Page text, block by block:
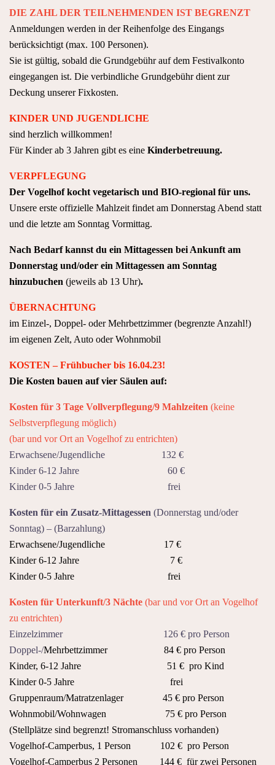
DIE ZAHL DER TEILNEHMENDEN IST BEGRENZT
Anmeldungen werden in der Reihenfolge des Eingangs
berücksichtigt (max. 100 Personen).
Sie ist gültig, sobald die Grundgebühr auf dem Festivalkonto
eingegangen ist. Die verbindliche Grundgebühr dient zur
Deckung unserer Fixkosten.
KINDER UND JUGENDLICHE
sind herzlich willkommen!
Für Kinder ab 3 Jahren gibt es eine Kinderbetreuung.
VERPFLEGUNG
Der Vogelhof kocht vegetarisch und BIO-regional für uns.
Unsere erste offizielle Mahlzeit findet am Donnerstag Abend statt
und die letzte am Sonntag Vormittag.
Nach Bedarf kannst du ein Mittagessen bei Ankunft am
Donnerstag und/oder ein Mittagessen am Sonntag
hinzubuchen (jeweils ab 13 Uhr).
ÜBERNACHTUNG
im Einzel-, Doppel- oder Mehrbettzimmer (begrenzte Anzahl!)
im eigenen Zelt, Auto oder Wohnmobil
KOSTEN – Frühbucher bis 16.04.23!
Die Kosten bauen auf vier Säulen auf:
Kosten für 3 Tage Vollverpflegung/9 Mahlzeiten (keine
Selbstverpflegung möglich)
(bar und vor Ort an Vogelhof zu entrichten)
Erwachsene/Jugendliche 132 €
Kinder 6-12 Jahre 60 €
Kinder 0-5 Jahre frei
Kosten für ein Zusatz-Mittagessen (Donnerstag und/oder
Sonntag) – (Barzahlung)
Erwachsene/Jugendliche 17 €
Kinder 6-12 Jahre 7 €
Kinder 0-5 Jahre frei
Kosten für Unterkunft/3 Nächte (bar und vor Ort an Vogelhof
zu entrichten)
Einzelzimmer 126 € pro Person
Doppel-/Mehrbettzimmer 84 € pro Person
Kinder, 6-12 Jahre 51 € pro Kind
Kinder 0-5 Jahre frei
Gruppenraum/Matratzenlager 45 € pro Person
Wohnmobil/Wohnwagen 75 € pro Person
(Stellplätze sind begrenzt! Stromanschluss vorhanden)
Vogelhof-Camperbus, 1 Person 102 € pro Person
Vogelhof-Camperbus 2 Personen 144 € für zwei Personen